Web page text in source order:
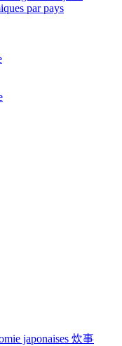
par pays
japonaises 炊事